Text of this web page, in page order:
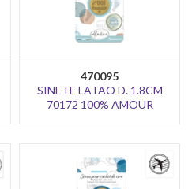
470095
SINETE LATAO D. 1.8CM
70172 100% AMOUR